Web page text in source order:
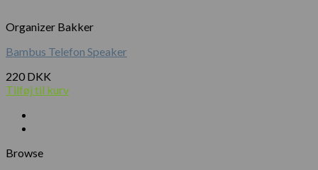
Organizer Bakker
Bambus Telefon Speaker
220 DKK
Tilføj til kurv
Browse